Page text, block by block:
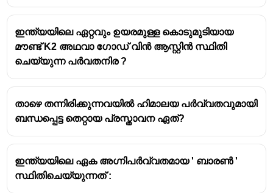
ലഭ്യമാകുന്നു:ലോകത്തിൽ ഏറ്റവും കൂടുതൽ
മറിച്ച് പൂർവ്വ ഹിമാലയത്തിന്റെ
തെക്കുഭാഗത്തുള്ള മേഘാലയയിലെ
ചിറാപുഞ്ചി, മൗസിൻറാം തുടങ്ങിയ
പ്രദേശങ്ങളിലാണ്. ഹിമാദ്രി പ്രധാനമായും
ഉയരമുള്ളതും മഞ്ഞുമൂടിയതുമായ
പ്രദേശമാണ്.
(iv) നിരപ്പായ താഴ്വരകളായ ദൂണുകൾ (Doon)
കാണപ്പെടുന്നു:ദൂണുകൾ കാണപ്പെടുന്നത്
ഹിമാലയത്തിന്റെ ഏറ്റവും തെക്കേ അറ്റത്തുള്ള
ശിവാലിക് നിരകളിലാണ്, ഹിമാദ്രിയിലല്ല.
ഇന്ത്യയിലെ ഏറ്റവും ഉയരമുള്ള കൊടുമുടിയായ
മൗണ്ട് K2 അഥവാ ഗോഡ് വിൻ ആസ്റ്റിൻ സ്ഥിതി
ചെയ്യുന്ന പർവതനിര ?
താഴെ തന്നിരിക്കുന്നവയിൽ ഹിമാലയ പർവ്വതവുമായി
ബന്ധപ്പെട്ട തെറ്റായ പ്രസ്താവന ഏത്?
ഇന്ത്യയിലെ ഏക അഗ്നിപർവ്വതമായ ' ബാരൺ '
സ്ഥിതിചെയ്യുന്നത് :